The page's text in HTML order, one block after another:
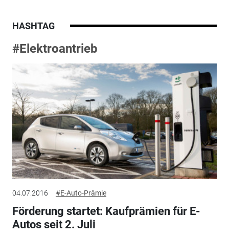
HASHTAG
#Elektroantrieb
04.07.2016 #E-Auto-Prämie
Förderung startet: Kaufprämien für E-
Autos seit 2. Juli